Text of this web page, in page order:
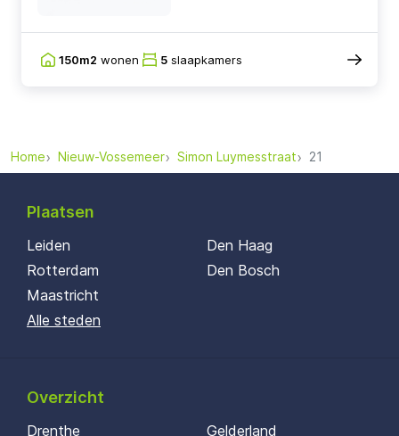
150m2 wonen 5 slaapkamers
Home Nieuw-Vossemeer Simon Luymesstraat 21
Plaatsen
Leiden
Rotterdam
Maastricht
Den Haag
Den Bosch
Alle steden
Overzicht
Drenthe
Gelderland